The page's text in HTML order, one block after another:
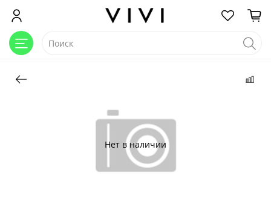
Нет в наличии